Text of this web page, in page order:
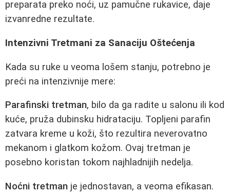
preparata preko noći, uz pamučne rukavice, daje
izvanredne rezultate.
Intenzivni Tretmani za Sanaciju Oštećenja
Kada su ruke u veoma lošem stanju, potrebno je
preći na intenzivnije mere:
Parafinski tretman, bilo da ga radite u salonu ili kod
kuće, pruža dubinsku hidrataciju. Topljeni parafin
zatvara kreme u koži, što rezultira neverovatno
mekanom i glatkom kožom. Ovaj tretman je
posebno koristan tokom najhladnijih nedelja.
Noćni tretman je jednostavan, a veoma efikasan.